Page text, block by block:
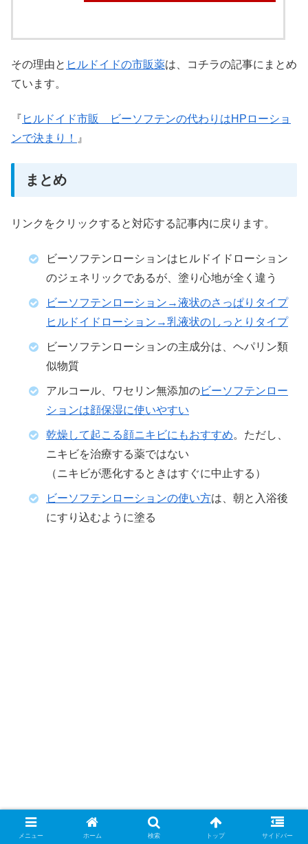
その理由と ヒルドイドの市販薬は、コチラの記事にまとめ
ています。
『 ヒルドイド市販 ビーソフテンの代わりはHPローショ
ンで決まり！
』
まとめ
リンクをクリックすると対応する記事内に戻ります。
ビーソフテンローションはヒルドイドローション
のジェネリックであるが、塗り心地が全く違う
ビーソフテンローション→液状のさっぱりタイプ
ヒルドイドローション→乳液状のしっとりタイプ
ビーソフテンローションの主成分は、ヘパリン類
似物質
アルコール、ワセリン無添加のビーソフテンロー
ションは顔保湿に使いやすい
乾燥して起こる顔ニキビにもおすすめ。ただし、
ニキビを治療する薬ではない
（ニキビが悪化するときはすぐに中止する）
ビーソフテンローションの使い方は、朝と入浴後
にすり込むように塗る
メニュー ホーム 検索 トップ サイドバー